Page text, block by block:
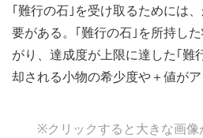
｢難行の石｣を受け取るためには
要がある。｢難行の石｣を所持し
がり、達成度が上限に達した｢難
却される小物の希少度や＋値がア
※クリックすると大きな画像